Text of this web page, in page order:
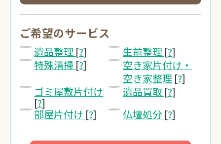
0120-20-
無料・24時間受付
Webで無料見積り
ご希望のサービス
遺品整理 [?] 生前整理 [?]
特殊清掃 [?]
空き家片付け・
空き家整理 [?]
ゴミ屋敷片付け
[?]
遺品買取 [?]
部屋片付け [?] 仏壇処分 [?]